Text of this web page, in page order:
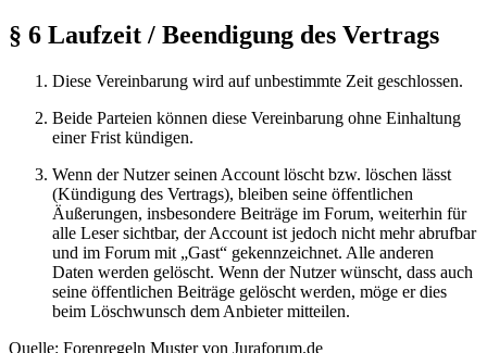
§ 6 Laufzeit / Beendigung des Vertrags
Diese Vereinbarung wird auf unbestimmte Zeit geschlossen.
Beide Parteien können diese Vereinbarung ohne Einhaltung
einer Frist kündigen.
Wenn der Nutzer seinen Account löscht bzw. löschen lässt
(Kündigung des Vertrags), bleiben seine öffentlichen
Äußerungen, insbesondere Beiträge im Forum, weiterhin für
alle Leser sichtbar, der Account ist jedoch nicht mehr abrufbar
und im Forum mit „Gast“ gekennzeichnet. Alle anderen
Daten werden gelöscht. Wenn der Nutzer wünscht, dass auch
seine öffentlichen Beiträge gelöscht werden, möge er dies
beim Löschwunsch dem Anbieter mitteilen.
Quelle: Forenregeln Muster von Juraforum.de